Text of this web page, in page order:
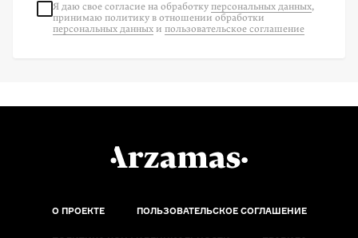
Я даю свое согласие на обработку персональных данных,
принимаю политику в отношении обработки
персональных данных и пользовательское соглашение
О ПРОЕКТЕ ПОЛЬЗОВАТЕЛЬСКОЕ СОГЛАШЕНИЕ